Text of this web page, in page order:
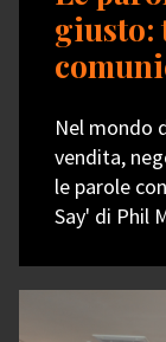
giusto:
Nel mondo
vendita,
le parole
Say' di Phil